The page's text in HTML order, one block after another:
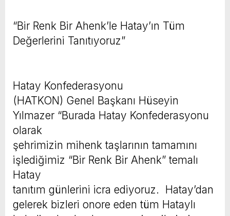
“Bir Renk Bir Ahenk’le Hatay’ın Tüm
Değerlerini Tanıtıyoruz”
Hatay Konfederasyonu
(HATKON) Genel Başkanı Hüseyin
Yılmazer “Burada Hatay Konfederasyonu
olarak
şehrimizin mihenk taşlarının tamamını
işlediğimiz “Bir Renk Bir Ahenk” temalı
Hatay
tanıtım günlerini icra ediyoruz. Hatay’dan
gelerek bizleri onore eden tüm Hataylı